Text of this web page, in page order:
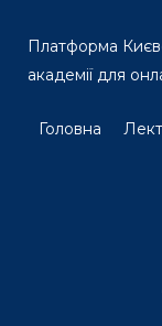
Платформа
академії для
Головна